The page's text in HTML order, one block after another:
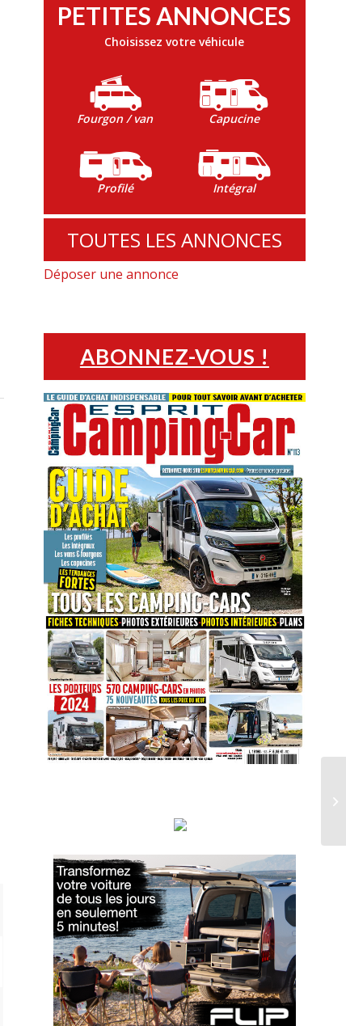
PETITES ANNONCES
Choisissez votre véhicule
Fourgon / van Capucine
Profilé Intégral
TOUTES LES ANNONCES
Déposer une annonce
ABONNEZ-VOUS !